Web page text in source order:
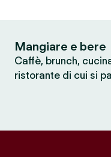
Mangiare e bere
Caffè, brunch,
ristorante di cui si